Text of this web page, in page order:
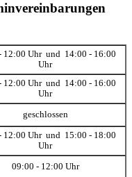
12:00 Uhr und 14:00 - 16:00
Uhr
12:00 Uhr und 14:00 - 16:00
Uhr
geschlossen
12:00 Uhr und 15:00 - 18:00
Uhr
09:00 - 12:00 Uhr